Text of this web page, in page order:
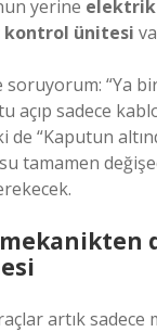
yerine
kontrol ünitesi
“Ya
açıp sadece
de “Kaputun
tamamen
artık sadece